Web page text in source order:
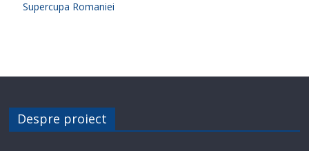
Supercupa Romaniei
Despre proiect